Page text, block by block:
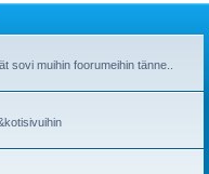
sovi muihin foorumeihin tänne..